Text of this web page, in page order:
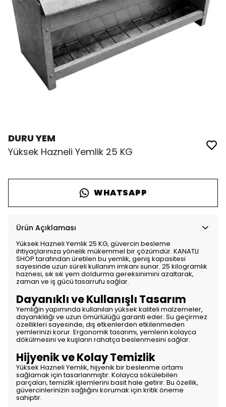
DURU YEM
Yüksek Hazneli Yemlik 25 KG
WHATSAPP
Ürün Açıklaması
Yüksek Hazneli Yemlik 25 KG, güvercin besleme
ihtiyaçlarınıza yönelik mükemmel bir çözümdür. KANATLI
SHOP tarafından üretilen bu yemlik, geniş kapasitesi
sayesinde uzun süreli kullanım imkanı sunar. 25 kilogramlık
haznesi, sık sık yem doldurma gereksinimini azaltarak,
zaman ve iş gücü tasarrufu sağlar.
Dayanıklı ve Kullanışlı Tasarım
Yemliğin yapımında kullanılan yüksek kaliteli malzemeler,
dayanıklılığı ve uzun ömürlülüğü garanti eder. Su geçirmez
özellikleri sayesinde, dış etkenlerden etkilenmeden
yemlerinizi korur. Ergonomik tasarımı, yemlerin kolayca
dökülmesini ve kuşların rahatça beslenmesini sağlar.
Hijyenik ve Kolay Temizlik
Yüksek Hazneli Yemlik, hijyenik bir beslenme ortamı
sağlamak için tasarlanmıştır. Kolayca sökülebilen
parçaları, temizlik işlemlerini basit hale getirir. Bu özellik,
güvercinlerinizin sağlığını korumak için kritik öneme
sahiptir.